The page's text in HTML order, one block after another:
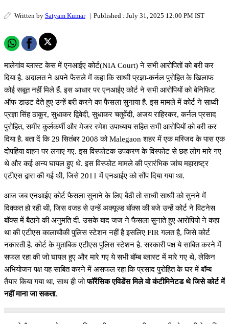
Written by Satyam Kumar | Published : July 31, 2025 12:00 PM IST
मालेगांव ब्लास्ट केस में एनआईए कोर्ट(NIA Court) ने सभी आरोपितों को बरी कर
दिया है. अदालत ने अपने फैसले में कहा कि साध्वी प्रज्ञा-कर्नल पुरोहित के खिलाफ
कोई सबूत नहीं मिले हैं. इस आधार पर एनआईए कोर्ट ने सभी आरोपियों को बेनिफिट
ऑफ डाउट देते हुए उन्हें बरी करने का फैसला सुनाया है. इस मामले में कोर्ट ने साध्वी
प्रज्ञा सिंह ठाकुर, सुधाकर द्विवेदी, सुधाकर चतुर्वेदी, अजय राहिरकर, कर्नल प्रसाद
पुरोहित, समीर कुर्लकर्णी और मेजर रमेश उपाध्याय सहित सभी आरोपियों को बरी कर
दिया है. बता दें कि 29 सितंबर 2008 को Malegaon शहर में एक मस्जिद के पास एक
दोपहिया वाहन पर लगाए गए. इस विस्फोटक उपकरण के विस्फोट से छह लोग मारे गए
थे और कई अन्य घायल हुए थे. इस विस्फोट मामले की प्रारंभिक जांच महाराष्ट्र
एटीएस द्वारा की गई थी, जिसे 2011 में एनआईए को सौंप दिया गया था.
आज जब एनआईए कोर्ट फैसला सुनाने के लिए बैठी तो साध्वी साध्वी को सुनने में
दिक्कत हो रही थी, जिस वजह से उन्हें अक्यूज्ड बॉक्स की बजे उन्हें कोर्ट ने विटनेस
बॉक्स में बैठाने की अनुमति दी. उसके बाद जज ने फैसला सुनाते हुए आरोपियो ने कहा
था की एटीएस कालाचौकी पुलिस स्टेशन नहीं है इसलिए FIR गलत है, जिसे कोर्ट
नकारती है. कोर्ट के मुताबिक एटीएस पुलिस स्टेशन है. सरकारी पक्ष ये साबित करने में
सफल रहा की जो घायल हुए और मारे गए ये सभी बॉम्ब ब्लास्ट में मारे गए थे, लेकिन
अभियोजन पक्ष यह साबित करने में असफल रहा कि प्रसाद पुरोहित के घर में बॉम्ब
तैयार किया गया था, साथ ही जोफॉरेंसिक एविडेंस मिले वो कंटीमिनेटड थे जिसे कोर्ट में
नहीं माना जा सकता.